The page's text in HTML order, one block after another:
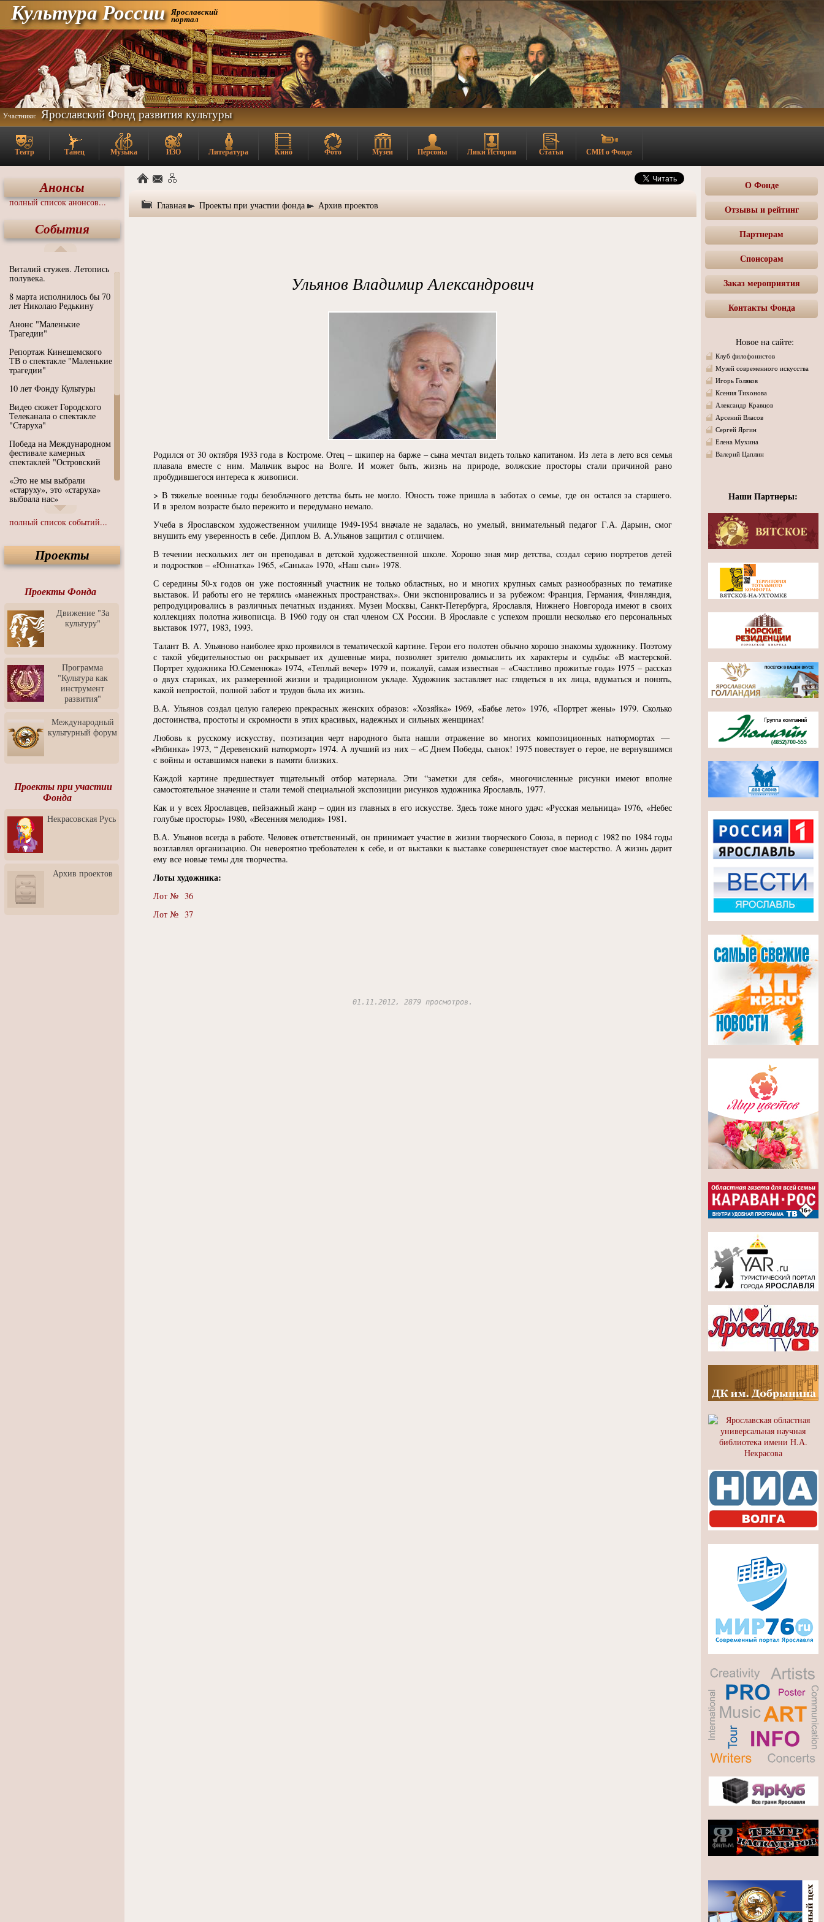
Культура России Ярославский
портал
Участники: Ярославский Фонд развития культуры
Театр Танец Музыка ИЗО Литература Кино Фото Музеи Персоны Лики Истории Статьи СМИ о Фонде
Анонсы
полный список анонсов...
События
Виталий стужев. Летопись
полувека.
8 марта исполнилось бы 70
лет Николаю Редькину
Анонс "Маленькие
Трагедии"
Репортаж Кинешемского
ТВ о спектакле "Маленькие
трагедии"
10 лет Фонду Культуры
Видео сюжет Городского
Телеканала о спектакле
"Старуха"
Победа на Международном
фестивале камерных
спектаклей "Островский
«Это не мы выбрали
«старуху», это «старуха»
выбрала нас»
Иммерсивный спектакль
"Язык чистого полета
Спектакль "Крик" в Музее
Современного Искусства
современного искусства от
Медиа-школа "ФОКУС"
Моноспектакль
"Вертинский. Исповедь
Барона"
"Притяжение" в центре
ЛЕКСУС - ЯРОСЛАВЛЬ
Презентация выставки
Зураба Церетели
Пресс-конференция к
открытию выставки Зураба
Церетели
Фестиваль уличной
Отчётный концерт детского
театра танца "Задоринка"
Профессионалов - Эпизод
3: Обусловленности
человека и их влияние на
карьеру
скульптором Дмитрием
Тугариновым
АртБульвар в День города
полный список событий...
Проекты
Проекты Фонда
Движение "За
культуру"
Программа
"Культура как
инструмент
развития"
Международный
культурный форум
Проекты при участии
Фонда
Некрасовская Русь
Архив проектов
Главная Проекты при участии фонда Архив проектов
Ульянов Владимир Александрович
Родился от 30 октября 1933 года в Костроме. Отец – шкипер на барже – сына мечтал видеть только капитаном. Из лета в лето вся семья
плавала вместе с ним. Мальчик вырос на Волге. И может быть, жизнь на природе, волжские просторы стали причиной рано
пробудившегося интереса к живописи.
> В тяжелые военные годы безоблачного детства быть не могло. Юность тоже пришла в заботах о семье, где он остался за старшего.
И в зрелом возрасте было пережито и передумано немало.
Учеба в Ярославском художественном училище 1949-1954 вначале не задалась, но умелый, внимательный педагог Г.А. Дарьин, смог
внушить ему уверенность в себе. Диплом В. А.Ульянов защитил с отличием.
В течении нескольких лет он преподавал в детской художественной школе. Хорошо зная мир детства, создал серию портретов детей
и подростков – «Юннатка» 1965, «Санька» 1970, «Наш сын» 1978.
С середины 50-х годов он уже постоянный участник не только областных, но и многих крупных самых разнообразных по тематике
выставок. И работы его не терялись «манежных пространствах». Они экспонировались и за рубежом: Франция, Германия, Финляндия,
репродуцировались в различных печатных изданиях. Музеи Москвы, Санкт-Петербурга, Ярославля, Нижнего Новгорода имеют в своих
коллекциях полотна живописца. В 1960 году он стал членом СХ России. В Ярославле с успехом прошли несколько его персональных
выставок 1977, 1983, 1993.
Талант В. А. Ульяново наиболее ярко проявился в тематической картине. Герои его полотен обычно хорошо знакомы художнику. Поэтому
с такой убедительностью он раскрывает их душевные мира, позволяет зрителю домыслить их характеры и судьбы: «В мастерской.
Портрет художника Ю.Семенюка» 1974, «Теплый вечер» 1979 и, пожалуй, самая известная – «Счастливо прожитые года» 1975 – рассказ
о двух стариках, их размеренной жизни и традиционном укладе. Художник заставляет нас глядеться в их лица, вдуматься и понять,
какой непростой, полной забот и трудов была их жизнь.
В.А. Ульянов создал целую галерею прекрасных женских образов: «Хозяйка» 1969, «Бабье лето» 1976, «Портрет жены» 1979. Сколько
достоинства, простоты и скромности в этих красивых, надежных и сильных женщинах!
Любовь к русскому искусству, поэтизация черт народного быта нашли отражение во многих композиционных натюрмортах —
«Рябинка» 1973, “ Деревенский натюрморт» 1974. А лучший из них – «С Днем Победы, сынок! 1975 повествует о герое, не вернувшимся
с войны и оставшимся навеки в памяти близких.
Каждой картине предшествует тщательный отбор материала. Эти “заметки для себя», многочисленные рисунки имеют вполне
самостоятельное значение и стали темой специальной экспозиции рисунков художника Ярославль, 1977.
Как и у всех Ярославцев, пейзажный жанр – один из главных в его искусстве. Здесь тоже много удач: «Русская мельница» 1976, «Небес
голубые просторы» 1980, «Весенняя мелодия» 1981.
В.А. Ульянов всегда в работе. Человек ответственный, он принимает участие в жизни творческого Союза, в период с 1982 по 1984 годы
возглавлял организацию. Он невероятно требователен к себе, и от выставки к выставке совершенствует свое мастерство. А жизнь дарит
ему все новые темы для творчества.
Лоты художника:
Лот № 36
Лот № 37
01.11.2012, 2879 просмотров.
О Фонде
Отзывы и рейтинг
Партнерам
Спонсорам
Заказ мероприятия
Контакты Фонда
Новое на сайте:
Клуб филофонистов
Музей современного искусства
Игорь Голяков
Ксения Тихонова
Александр Кравцов
Арсений Власов
Сергей Яргин
Елена Мухина
Валерий Цаплин
Наши Партнеры: